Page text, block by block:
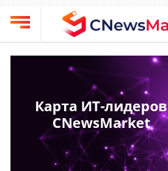
Выбрать
провайдера
Компании
CNews
Конференции
Техника
Карта ИТ-лидеров
CNewsMarket